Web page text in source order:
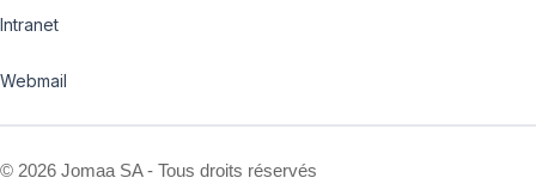
Intranet
Webmail
© 2026 Jomaa SA - Tous droits réservés